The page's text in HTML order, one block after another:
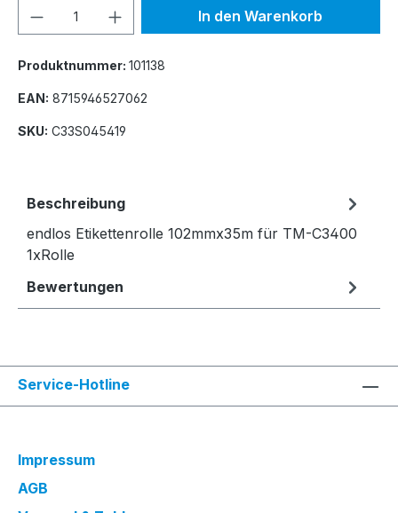
Produkt Anzahl: Gib denIn den Warenkorb
Produktnummer: 101138
EAN: 8715946527062
SKU: C33S045419
Beschreibung
endlos Etikettenrolle 102mmx35m für TM-C3400
1xRolle
Bewertungen
Service-Hotline
Impressum
AGB